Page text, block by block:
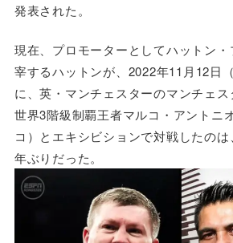
発表された。
現在、プロモーターとしてハットン
宰するハットンが、2022年11月12日
に、英・マンチェスターのマンチェ
世界3階級制覇王者マルコ・アントニ
コ）とエキシビションで対戦したの
年ぶりだった。